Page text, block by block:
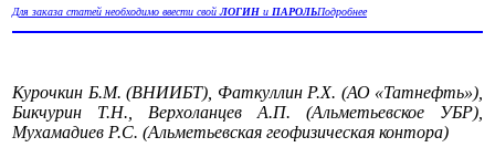
Для заказа статей необходимо ввести свойЛОГИН и ПАРОЛЬПодробнее
Курочкин Б.М. (ВНИИБТ), Фаткуллин Р.Х. (АО «Татнефть»),
Бикчурин Т.Н., Верхоланцев А.П. (Альметьевское УБР),
Мухамадиев Р.С. (Альметьевская геофизическая контора)